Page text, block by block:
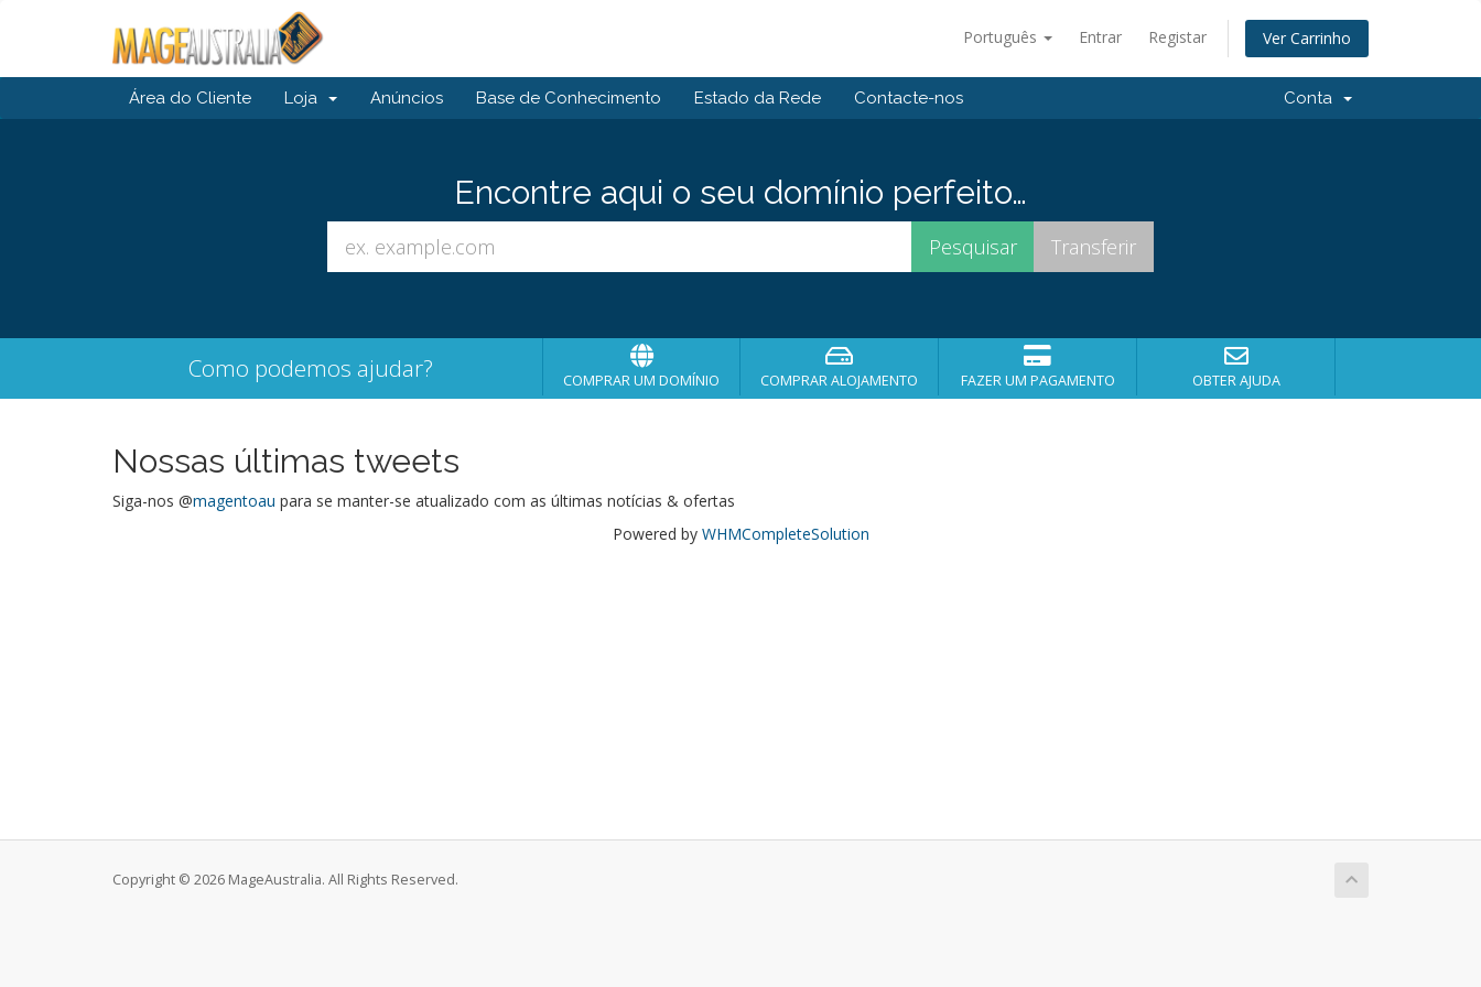
Português Entrar Registar Ver Carrinho
Área do Cliente Loja Anúncios Base de Conhecimento Estado da Rede Contacte-nos Conta
Encontre aqui o seu domínio perfeito…
Como podemos ajudar? COMPRAR UM DOMÍNIO COMPRAR ALOJAMENTO FAZER UM PAGAMENTO OBTER AJUDA
Nossas últimas tweets
Siga-nos @magentoau para se manter-se atualizado com as últimas notícias & ofertas
Powered by WHMCompleteSolution
Copyright © 2026 MageAustralia. All Rights Reserved.